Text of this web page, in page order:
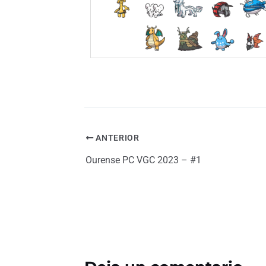
ANTERIOR
Ourense PC VGC 2023 – #1